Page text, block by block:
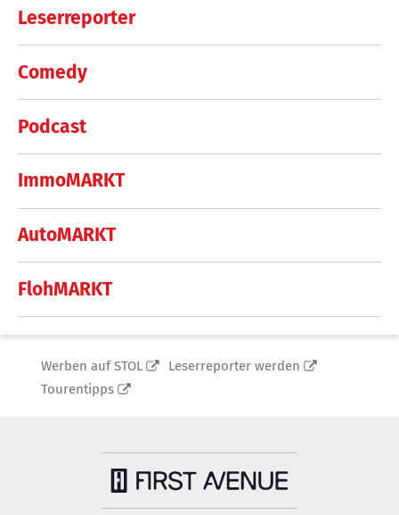
Leserreporter
Comedy
Podcast
ImmoMARKT
AutoMARKT
FlohMARKT
Werben auf STOL
Leserreporter werden
Tourentipps